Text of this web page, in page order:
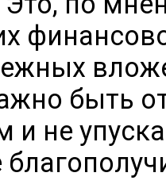
быть
и не